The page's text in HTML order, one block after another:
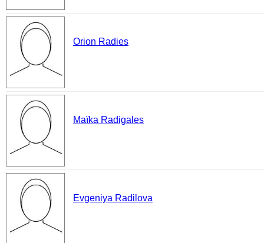
Orion Radies
Maïka Radigales
Evgeniya Radilova